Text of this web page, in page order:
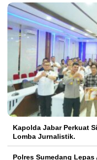
Kapolda Jabar Perkuat
Lomba Jurnalistik.
Polres Sumedang